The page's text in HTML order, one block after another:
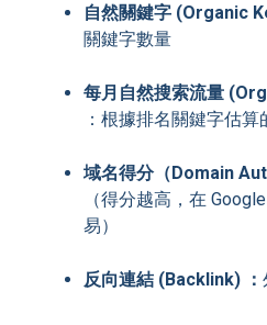
自然關鍵字 (Organic
關鍵字數量
每月自然搜索流量
：根據排名關鍵字估
域名得分（Domain
（得分越高，在
易）
反向連結 (Backlink) ：